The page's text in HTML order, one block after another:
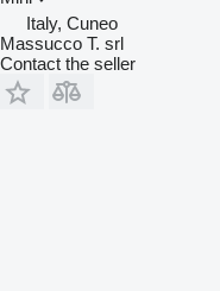
Italy, Cuneo
Massucco T. srl
Contact the seller